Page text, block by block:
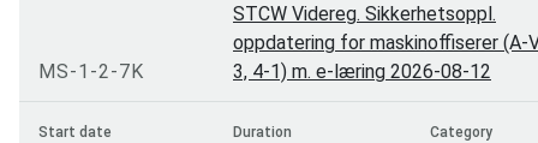
12
Svolvær
12
MS-1-2-7K
Start date
STCW Videreg. Sikkerhetsoppl.
oppdatering for maskinoffiserer (A-
3, 4-1) m. e-læring 2026-08-12
Duration Category